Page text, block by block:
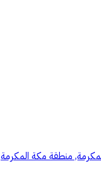
منطقة مكة المكرمة